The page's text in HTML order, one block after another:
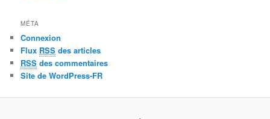
MÉTA
Connexion
Flux RSS des articles
RSS des commentaires
Site de WordPress-FR